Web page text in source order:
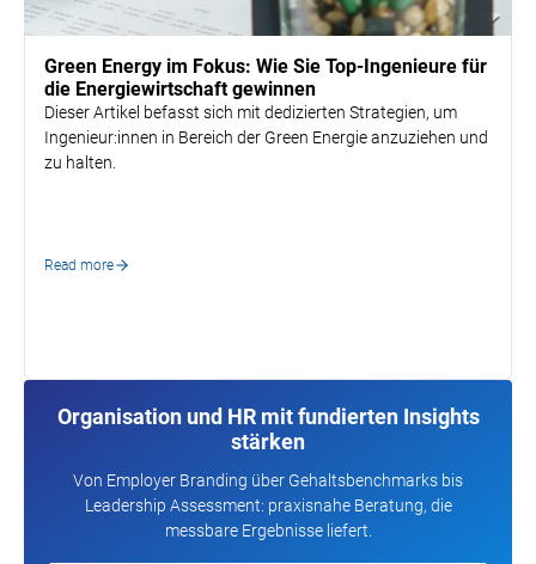
Green Energy im Fokus: Wie Sie Top-Ingenieure für
die Energiewirtschaft gewinnen
Dieser Artikel befasst sich mit dedizierten Strategien, um
Ingenieur:innen in Bereich der Green Energie anzuziehen und
zu halten.
Read more
Organisation und HR mit fundierten Insights
stärken
Von Employer Branding über Gehaltsbenchmarks bis
Leadership Assessment: praxisnahe Beratung, die
messbare Ergebnisse liefert.